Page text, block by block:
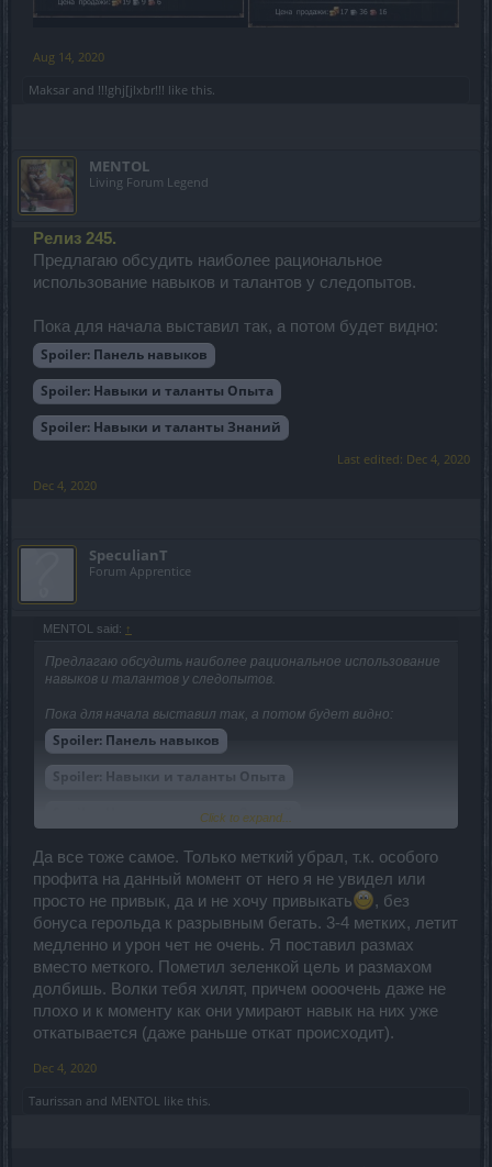
Aug 14, 2020
Maksar and !!!ghj[jlxbr!!! like this.
MENTOL
Living Forum Legend
Релиз 245.
Предлагаю обсудить наиболее рациональное
использование навыков и талантов у следопытов.
Пока для начала выставил так, а потом будет видно:
Spoiler: Панель навыков
Spoiler: Навыки и таланты Опыта
Spoiler: Навыки и таланты Знаний
Last edited: Dec 4, 2020
Dec 4, 2020
SpeculianT
Forum Apprentice
MENTOL said: ↑
Предлагаю обсудить наиболее рациональное использование
навыков и талантов у следопытов.
Пока для начала выставил так, а потом будет видно:
Spoiler: Панель навыков
Spoiler: Навыки и таланты Опыта
Навыки и таланты Знаний
Click to expand...
Да все тоже самое. Только меткий убрал, т.к. особого
профита на данный момент от него я не увидел или
просто не привык, да и не хочу привыкать
, без
бонуса герольда к разрывным бегать. 3-4 метких, летит
медленно и урон чет не очень. Я поставил размах
вместо меткого. Пометил зеленкой цель и размахом
долбишь. Волки тебя хилят, причем оооочень даже не
плохо и к моменту как они умирают навык на них уже
откатывается (даже раньше откат происходит).
Dec 4, 2020
Taurissan and MENTOL like this.